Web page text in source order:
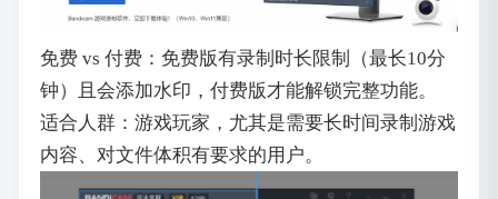
免费 vs 付费：免费版有录制时长限制（最长10分
钟）且会添加水印，付费版才能解锁完整功能。
适合人群：游戏玩家，尤其是需要长时间录制游戏
内容、对文件体积有要求的用户。